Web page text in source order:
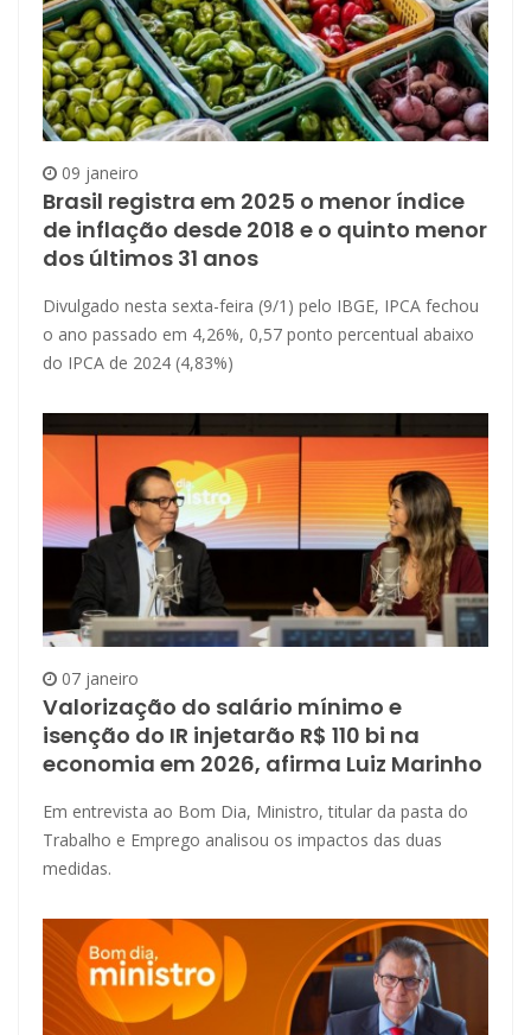
09 janeiro
Brasil registra em 2025 o menor índice
de inflação desde 2018 e o quinto menor
dos últimos 31 anos
Divulgado nesta sexta-feira (9/1) pelo IBGE, IPCA fechou
o ano passado em 4,26%, 0,57 ponto percentual abaixo
do IPCA de 2024 (4,83%)
07 janeiro
Valorização do salário mínimo e
isenção do IR injetarão R$ 110 bi na
economia em 2026, afirma Luiz Marinho
Em entrevista ao Bom Dia, Ministro, titular da pasta do
Trabalho e Emprego analisou os impactos das duas
medidas.